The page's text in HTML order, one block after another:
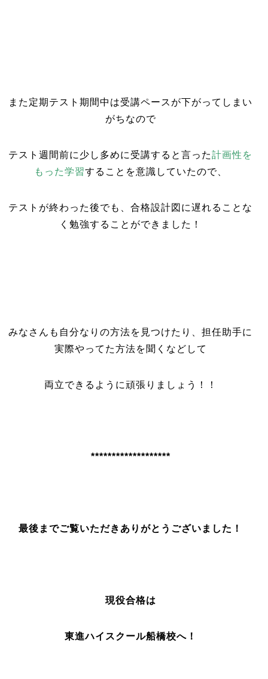
また定期テスト期間中は受講ペースが下がってしまい
がちなので
テスト週間前に少し多めに受講すると言った計画性を
もった学習することを意識していたので、
テストが終わった後でも、合格設計図に遅れることな
く勉強することができました！
みなさんも 自分なりの方法を見つけたり、担任助手に
実際やってた方法を聞くなどして
両立できるように頑張りましょう！！
*******************
最後までご覧いただきありがとうございました！
現役合格は
東進ハイスクール船橋校へ！